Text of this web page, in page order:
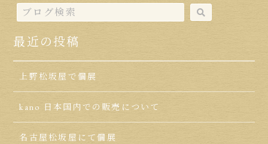
最近の投稿
上野松坂屋で個展
kano 日本国内での販売について
名古屋松坂屋にて個展